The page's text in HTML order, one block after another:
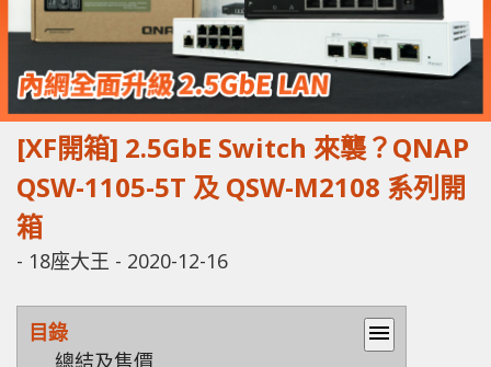
[XF開箱] 2.5GbE Switch 來襲？QNAP
QSW-1105-5T 及 QSW-M2108 系列開
箱
- 18座大王 - 2020-12-16
目錄
menu
總結及售價